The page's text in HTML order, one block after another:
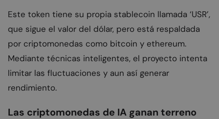
Este token tiene su propia stablecoin llamada ‘USR’,
que sigue el valor del dólar, pero está respaldada
por criptomonedas como bitcoin y ethereum.
Mediante técnicas inteligentes, el proyecto intenta
limitar las fluctuaciones y aun así generar
rendimiento.
Las criptomonedas de IA ganan terreno